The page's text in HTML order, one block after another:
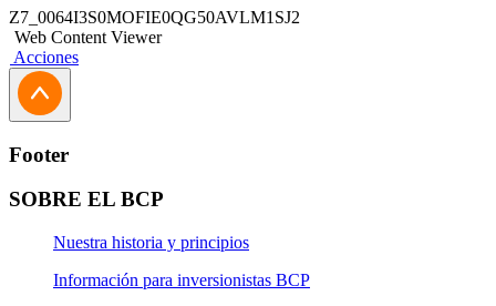
Z7_0064I3S0MOFIE0QG50AVLM1SJ2
Web Content Viewer
Acciones
Footer
SOBRE EL BCP
Nuestra historia y principios
Información para inversionistas BCP